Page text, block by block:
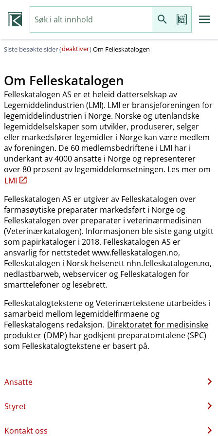
Siste besøkte sider (deaktiver)Om Felleskatalogen
Om Felleskatalogen
Felleskatalogen AS er et heleid datterselskap av
Legemiddelindustrien (LMI). LMI er bransjeforeningen for
legemiddelindustrien i Norge. Norske og utenlandske
legemiddelselskaper som utvikler, produserer, selger
eller markedsfører legemidler i Norge kan være medlem
av foreningen. De 60 medlemsbedriftene i LMI har i
underkant av 4000 ansatte i Norge og representerer
over 80 prosent av legemiddelomsetningen. Les mer om
LMI
Felleskatalogen AS er utgiver av Felleskatalogen over
farmasøytiske preparater markedsført i Norge og
Felleskatalogen over preparater i veterinærmedisinen
(Veterinærkatalogen). Informasjonen ble siste gang utgitt
som papirkataloger i 2018. Felleskatalogen AS er
ansvarlig for nettstedet www.felleskatalogen.no,
Felleskatalogen i Norsk helsenett nhn.felleskatalogen.no,
nedlastbarweb, webservicer og Felleskatalogen for
smarttelefoner og lesebrett.
Felleskatalogtekstene og Veterinærtekstene utarbeides i
samarbeid mellom legemiddelfirmaene og
Felleskatalogens redaksjon. Direktoratet for medisinske
produkter (DMP) har godkjent preparatomtalene (SPC)
som Felleskatalogtekstene er basert på.
Ansatte
Styret
Kontakt oss